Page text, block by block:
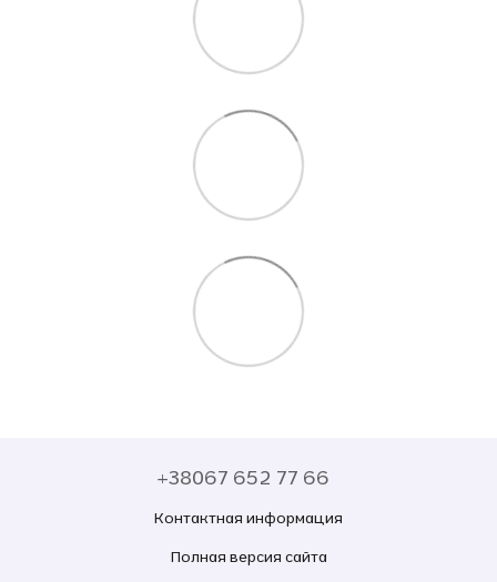
+38067 652 77 66
Контактная информация
Полная версия сайта